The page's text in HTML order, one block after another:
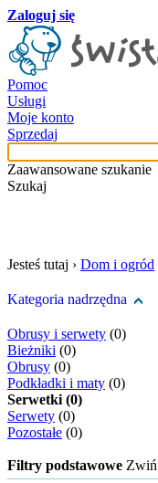
Zaloguj się
Pomoc
Usługi
Moje konto
Sprzedaj
Zaawansowane szukanie
Szukaj
Jesteś tutaj › Dom i ogród
Kategoria nadrzędna
Obrusy i serwety (0)
Bieżniki (0)
Obrusy (0)
Podkładki i maty (0)
Serwetki (0)
Serwety (0)
Pozostałe (0)
Filtry podstawowe Zwiń